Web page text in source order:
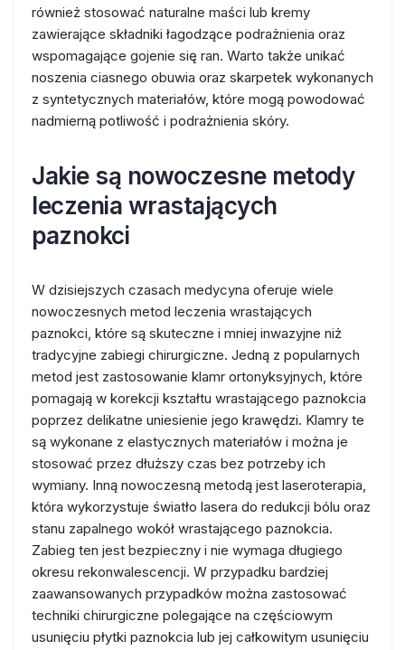
również stosować naturalne maści lub kremy
zawierające składniki łagodzące podrażnienia oraz
wspomagające gojenie się ran. Warto także unikać
noszenia ciasnego obuwia oraz skarpetek wykonanych
z syntetycznych materiałów, które mogą powodować
nadmierną potliwość i podrażnienia skóry.
Jakie są nowoczesne metody
leczenia wrastających
paznokci
W dzisiejszych czasach medycyna oferuje wiele
nowoczesnych metod leczenia wrastających
paznokci, które są skuteczne i mniej inwazyjne niż
tradycyjne zabiegi chirurgiczne. Jedną z popularnych
metod jest zastosowanie klamr ortonyksyjnych, które
pomagają w korekcji kształtu wrastającego paznokcia
poprzez delikatne uniesienie jego krawędzi. Klamry te
są wykonane z elastycznych materiałów i można je
stosować przez dłuższy czas bez potrzeby ich
wymiany. Inną nowoczesną metodą jest laseroterapia,
która wykorzystuje światło lasera do redukcji bólu oraz
stanu zapalnego wokół wrastającego paznokcia.
Zabieg ten jest bezpieczny i nie wymaga długiego
okresu rekonwalescencji. W przypadku bardziej
zaawansowanych przypadków można zastosować
techniki chirurgiczne polegające na częściowym
usunięciu płytki paznokcia lub jej całkowitym usunięciu